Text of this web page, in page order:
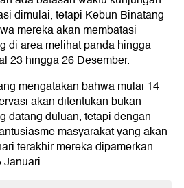
dimulai, tetapi Kebun Binatang
mereka akan membatasi
di area melihat panda hingga
23 hingga 26 Desember.
mengatakan bahwa mulai 14
akan ditentukan bukan
datang duluan, tetapi dengan
masyarakat yang akan
terakhir mereka dipamerkan